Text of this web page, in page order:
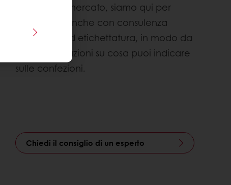
contesto di mercato, siamo qui per
supportarti anche con consulenza
normativa ed etichettatura, in modo da
fornirti indicazioni su cosa puoi indicare
sulle confezioni.
Chiedi il consiglio di un esperto